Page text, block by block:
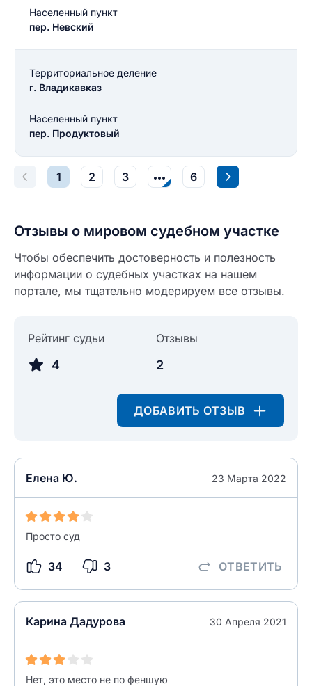
Населенный пункт
пер. Невский
Территориальное деление
г. Владикавказ
Населенный пункт
пер. Продуктовый
1 2 3 6
Отзывы о мировом судебном участке
Чтобы обеспечить достоверность и полезность
информации о судебных участках на нашем
портале, мы тщательно модерируем все отзывы.
Рейтинг судьи
4
Отзывы
2
ДОБАВИТЬ ОТЗЫВ
Елена Ю. 23 Марта 2022
Просто суд
34 3 ОТВЕТИТЬ
Карина Дадурова 30 Апреля 2021
Нет, это место не по феншую
Текст отзыва
0/500
разрешить публикацию отзыва
Введите свое имя
Ответ на отзыв
ОСТАВИТЬ ОТЗЫВ
Название населенного пункта
НАЙТИ МЕНЯ